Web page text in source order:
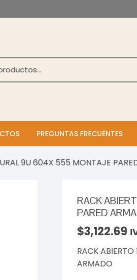
PREGUNTAS FRECUENTES
9U 604X 555 MONTAJE
RACK
PARED
$3,122.69
RACK
ARMADO